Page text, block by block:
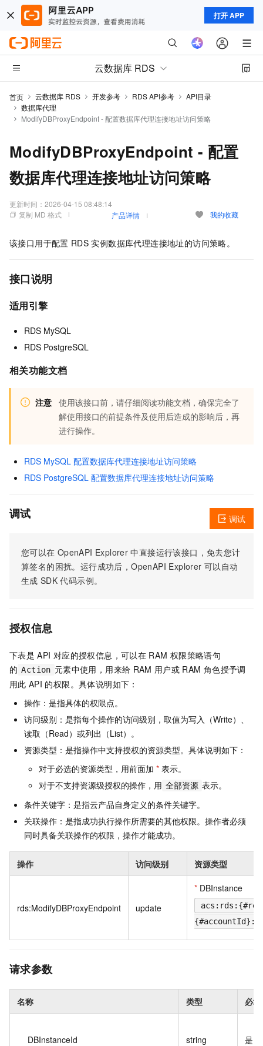
打开 APP
云数据库 RDS
首页 云数据库 RDS 开发参考 RDS API参考
API目录
数据库代理
ModifyDBProxyEndpoint - 配置数据库代理连接地址访问策略
ModifyDBProxyEndpoint - 配置
数据库代理连接地址访问策略
更新时间： 2026-04-15 08:48:14
复制 MD 格式
产品详情 我的收藏
该接口用于配置 RDS 实例数据库代理连接地址的访问策略。
接口说明
适用引擎
RDS MySQL
RDS PostgreSQL
相关功能文档
注意 使用该接口前，请仔细阅读功能文档，确保完全了
解使用接口的前提条件及使用后造成的影响后，再
进行操作。
RDS MySQL 配置数据库代理连接地址访问策略
RDS PostgreSQL 配置数据库代理连接地址访问策略
调试
您可以在 OpenAPI Explorer 中直接运行该接口，免去您计
算签名的困扰。运行成功后，OpenAPI Explorer 可以自动
生成 SDK 代码示例。
调试
授权信息
下表是 API 对应的授权信息，可以在 RAM 权限策略语句
的 Action 元素中使用，用来给 RAM 用户或 RAM 角色授予调
用此 API 的权限。具体说明如下：
操作：是指具体的权限点。
访问级别：是指每个操作的访问级别，取值为写入（Write）、
读取（Read）或列出（List）。
资源类型：是指操作中支持授权的资源类型。具体说明如下：
对于必选的资源类型，用前面加 * 表示。
对于不支持资源级授权的操作，用 全部资源 表示。
条件关键字：是指云产品自身定义的条件关键字。
关联操作：是指成功执行操作所需要的其他权限。操作者必须
同时具备关联操作的权限，操作才能成功。
操作 访问级别 资源类型
rds:ModifyDBProxyEndpoint update
* DBInstance
请求参数
名称 类型 必填
DBInstanceId string 是